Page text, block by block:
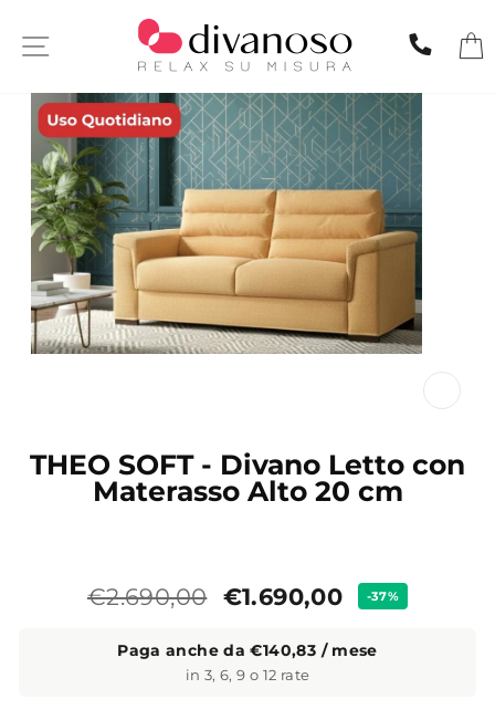
SITE NAVIGATION
THEO SOFT - Divano Letto con
Materasso Alto 20 cm
Prezzo
€2.690,00 Prezzo
€1.690,00 -37%
Paga anche da €140,83 / mese
in 3, 6, 9 o 12 rate